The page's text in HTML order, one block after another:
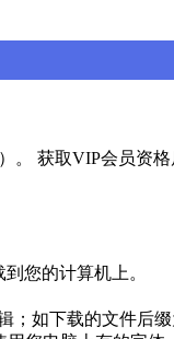
。 获取VIP会员资
您的计算机上。
；如下载的文件后